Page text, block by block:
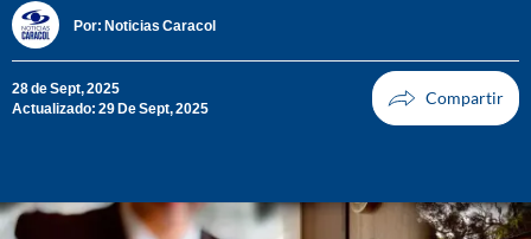
Por: Noticias Caracol
28 de Sept, 2025
Actualizado: 29 De Sept, 2025